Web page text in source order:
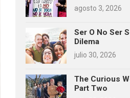
agosto 3, 2026
Ser O No Ser
Dilema
julio 30, 2026
The Curious
Part Two